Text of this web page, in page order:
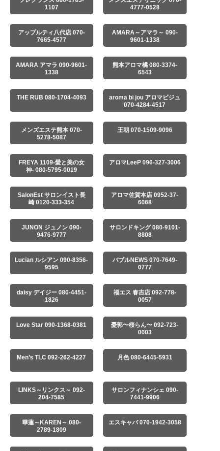
1107
4777-0528
アップルティ八代店 070-
7665-4577
AMARA～アマラ～ 090-
9601-1338
AMARA アマラ 090-9601-
1338
熊本アロマ橘 080-3374-
6543
THE RUB 080-1704-4093
aroma bi jou アロマビジュ
070-4284-4517
メンズエステ熊本 070-
5278-5087
王朝 070-1509-9096
FREYA 1109-愛と美の女
神- 080-5795-0019
アロマLeeP 096-327-3006
SalonEst サロンイスト長
崎 0120-333-354
アロマ佐賀本店 0952-37-
6068
JUNON ジュノン 090-
9476-9777
サロンドキング 080-9101-
8808
Lucian ルシアン 090-8356-
9595
バブルNEWS 070-7649-
0777
daisy デイジー 080-4451-
1826
福エス 春吉店 092-778-
0057
Love Star 090-1368-0381
憂郭〜桜らん〜 092-723-
0003
Men’s TLC 092-262-4227 月色 080-6445-5931
LINKS～リンクス～ 092-
204-7585
サロンフィナンシェ 090-
7441-9906
華蓮～KAREN～ 080-
2789-1809
エスキャバ 070-1942-3058